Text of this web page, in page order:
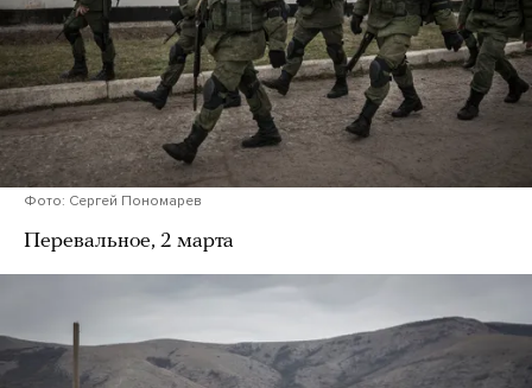
Фото: Сергей Пономарев
Перевальное, 2 марта